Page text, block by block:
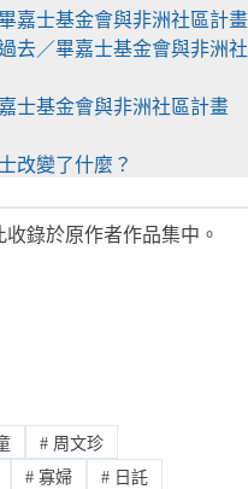
嘉士基金會與非洲社區計畫
去／畢嘉士基金會與非洲社
士基金會與非洲社區計畫
改變了什麼？
錄於原作者作品集中。
# 周文珍
# 寡婦 #日託